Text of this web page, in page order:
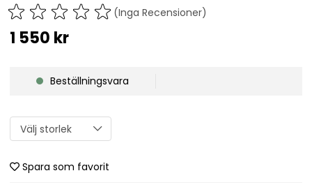
(Inga Recensioner)
1 550 kr
Beställningsvara
Spara som favorit